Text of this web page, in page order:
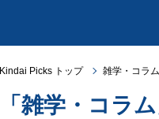
Kindai Picks トップ 雑学・コラム
「雑学・コラ